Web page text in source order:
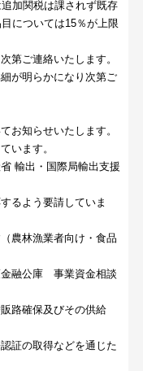
加関税は課されず既存
については15％が上限
第ご連絡いたします。
が明らかになり次第ご
お知らせいたします。
います。
輸出・国際局輸出支援
るよう要請していま
農林漁業者向け・食品
融公庫 事業資金相談
路確保及びその供給
証の取得などを通じた